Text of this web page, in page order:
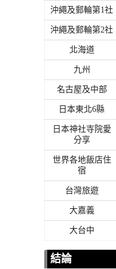
沖繩及郵輪第1社
沖繩及郵輪第2社
北海道
九州
名古屋及中部
日本東北6縣
日本神社寺院愛
分享
世界各地飯店住
宿
台灣旅遊
大嘉義
大台中
結論